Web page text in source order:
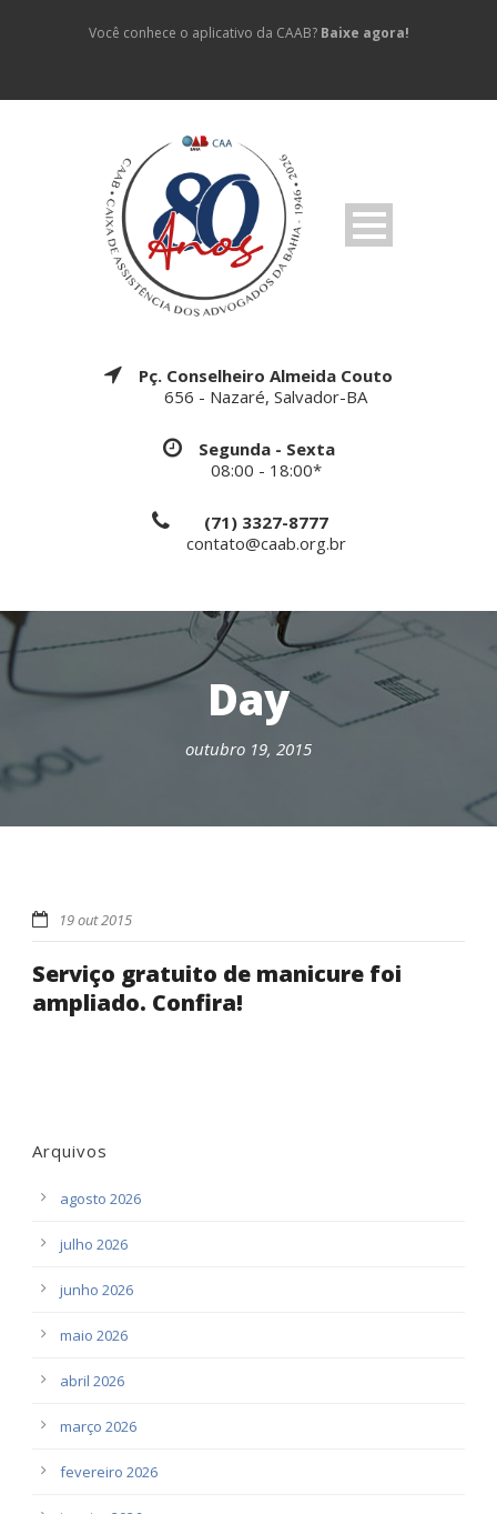
Você conhece o aplicativo da CAAB? Baixe agora!
Pç. Conselheiro Almeida Couto
656 - Nazaré, Salvador-BA
Segunda - Sexta
08:00 - 18:00*
(71) 3327-8777
contato@caab.org.br
Day
outubro 19, 2015
19 out 2015
Serviço gratuito de manicure foi
ampliado. Confira!
Arquivos
agosto 2026
julho 2026
junho 2026
maio 2026
abril 2026
março 2026
fevereiro 2026